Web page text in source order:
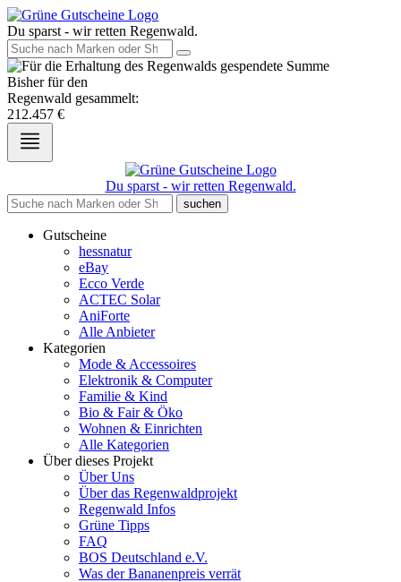
Du sparst - wir retten Regenwald.
Bisher für den
Regenwald gesammelt:
212.457 €
Du sparst - wir retten Regenwald.
suchen
Gutscheine
hessnatur
eBay
Ecco Verde
ACTEC Solar
AniForte
Alle Anbieter
Kategorien
Mode & Accessoires
Elektronik & Computer
Familie & Kind
Bio & Fair & Öko
Wohnen & Einrichten
Alle Kategorien
Über dieses Projekt
Über Uns
Über das Regenwaldprojekt
Regenwald Infos
Grüne Tipps
FAQ
BOS Deutschland e.V.
Was der Bananenpreis verrät